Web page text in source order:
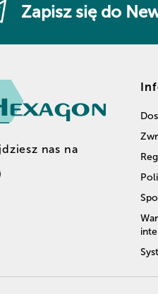
Zapisz się do
nas na